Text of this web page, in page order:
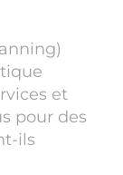
et
pour des
ils